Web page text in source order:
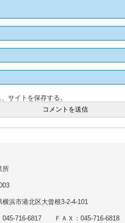
サイトを保存する。
所
横浜市港北区大曾根3-2-4-101
045-716-6817 ＦＡＸ：045-716-6818